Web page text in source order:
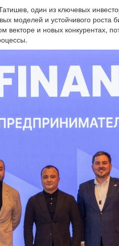
один из ключевых
моделей и устойчивого роста
и новых конкурентах,